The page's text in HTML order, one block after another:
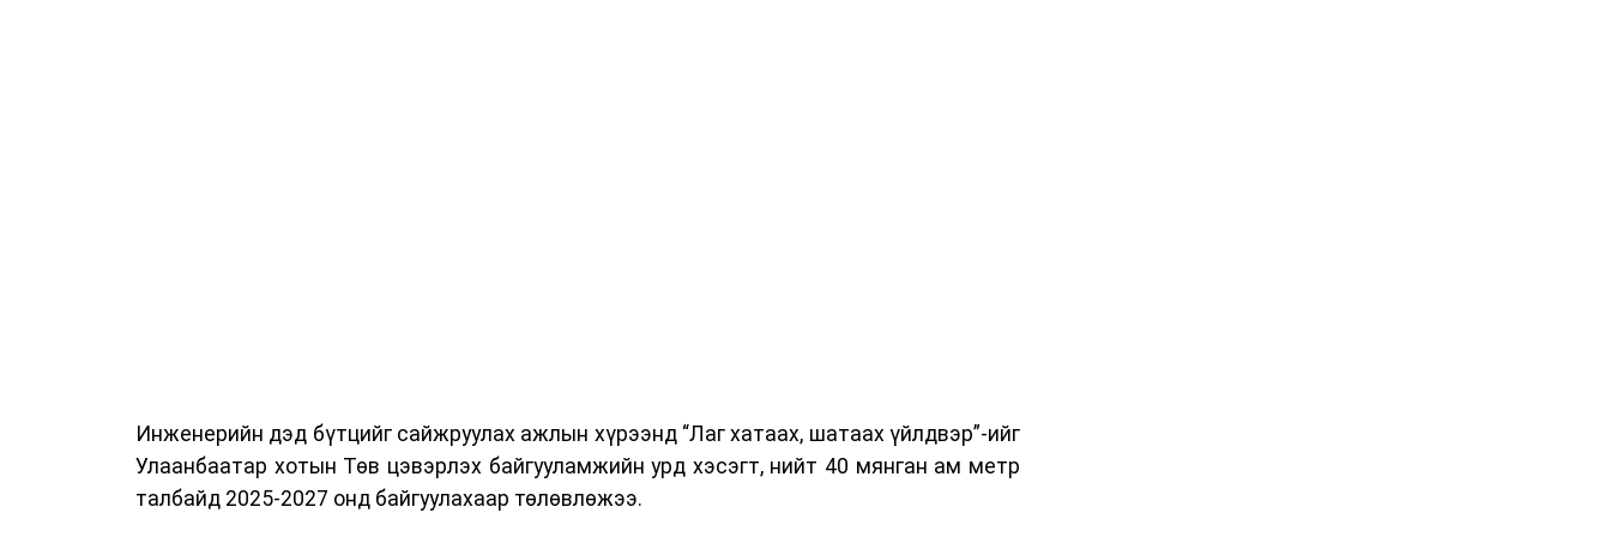
Уг сургалт нь COP17-ын үеэр зочид, төлөөлөгчдийн тээврийн үйлчилгээг аюулгүй,
шуурхай, зохион байгуулалттай явуулах, үйлчилгээний нэгдсэн стандарт, сахилга
хариуцлагыг хэвшүүлэх бэлтгэл ажлын нэг хэсэг гэж
Инженерийн дэд бүтцийг сайжруулах ажлын хүрээнд “Лаг хатаах, шатаах үйлдвэр”-ийг
Улаанбаатар хотын Төв цэвэрлэх байгууламжийн урд хэсэгт, нийт 40 мянган ам метр
талбайд 2025-2027 онд байгуулахаар төлөвлөжээ.